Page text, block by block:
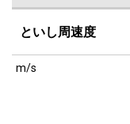
といし周速度
m/s